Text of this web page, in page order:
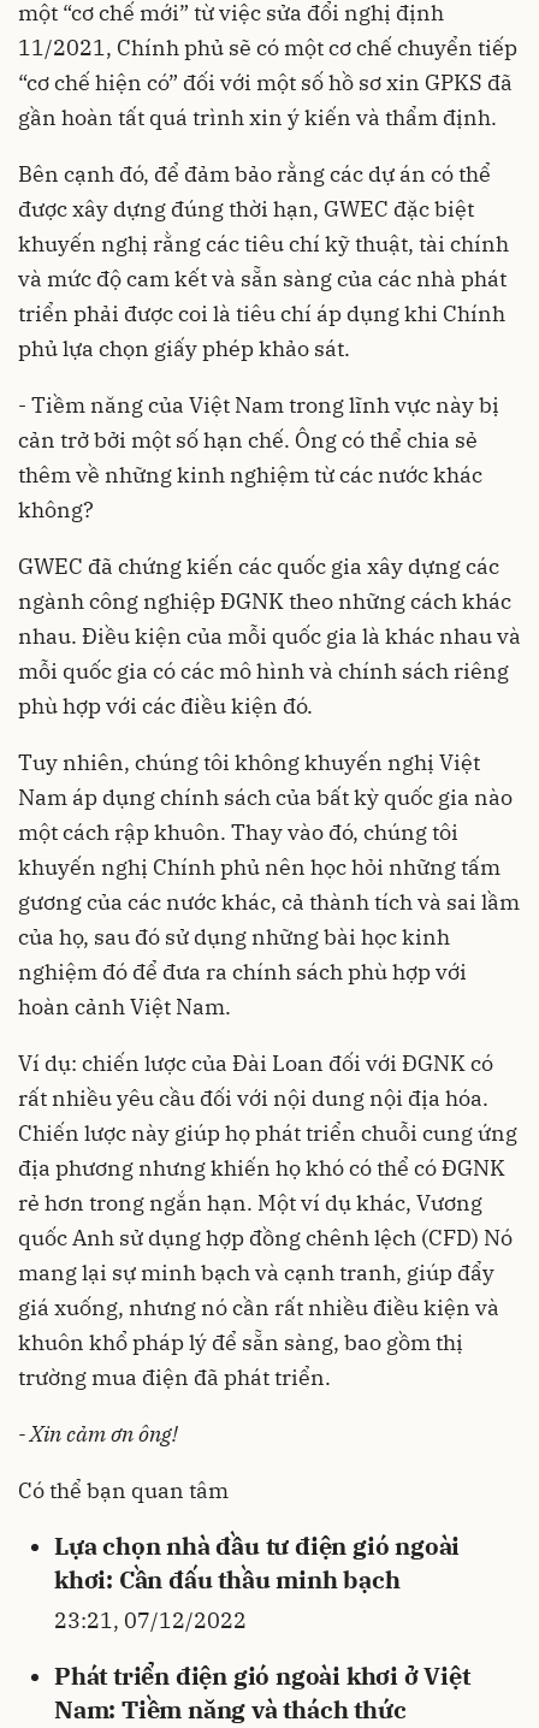
một “cơ chế mới” từ việc sửa đổi nghị định
11/2021, Chính phủ sẽ có một cơ chế chuyển tiếp
“cơ chế hiện có” đối với một số hồ sơ xin GPKS đã
gần hoàn tất quá trình xin ý kiến và thẩm định.
Bên cạnh đó, để đảm bảo rằng các dự án có thể
được xây dựng đúng thời hạn, GWEC đặc biệt
khuyến nghị rằng các tiêu chí kỹ thuật, tài chính
và mức độ cam kết và sẵn sàng của các nhà phát
triển phải được coi là tiêu chí áp dụng khi Chính
phủ lựa chọn giấy phép khảo sát.
- Tiềm năng của Việt Nam trong lĩnh vực này bị
cản trở bởi một số hạn chế. Ông có thể chia sẻ
thêm về những kinh nghiệm từ các nước khác
không?
GWEC đã chứng kiến các quốc gia xây dựng các
ngành công nghiệp ĐGNK theo những cách khác
nhau. Điều kiện của mỗi quốc gia là khác nhau và
mỗi quốc gia có các mô hình và chính sách riêng
phù hợp với các điều kiện đó.
Tuy nhiên, chúng tôi không khuyến nghị Việt
Nam áp dụng chính sách của bất kỳ quốc gia nào
một cách rập khuôn. Thay vào đó, chúng tôi
khuyến nghị Chính phủ nên học hỏi những tấm
gương của các nước khác, cả thành tích và sai lầm
của họ, sau đó sử dụng những bài học kinh
nghiệm đó để đưa ra chính sách phù hợp với
hoàn cảnh Việt Nam.
Ví dụ: chiến lược của Đài Loan đối với ĐGNK có
rất nhiều yêu cầu đối với nội dung nội địa hóa.
Chiến lược này giúp họ phát triển chuỗi cung ứng
địa phương nhưng khiến họ khó có thể có ĐGNK
rẻ hơn trong ngắn hạn. Một ví dụ khác, Vương
quốc Anh sử dụng hợp đồng chênh lệch (CFD) Nó
mang lại sự minh bạch và cạnh tranh, giúp đẩy
giá xuống, nhưng nó cần rất nhiều điều kiện và
khuôn khổ pháp lý để sẵn sàng, bao gồm thị
trường mua điện đã phát triển.
- Xin cảm ơn ông!
Có thể bạn quan tâm
Lựa chọn nhà đầu tư điện gió ngoài
khơi: Cần đấu thầu minh bạch
23:21, 07/12/2022
Phát triển điện gió ngoài khơi ở Việt
Nam: Tiềm năng và thách thức